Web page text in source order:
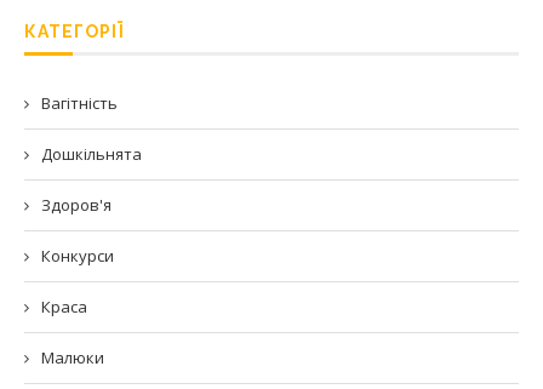
КАТЕГОРІЇ
Вагітність
Дошкільнята
Здоров'я
Конкурси
Краса
Малюки